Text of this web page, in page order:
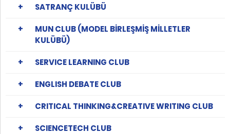
SATRANÇ KULÜBÜ
MUN CLUB (MODEL BİRLEŞMİŞ MİLLETLER
KULÜBÜ)
SERVICE LEARNING CLUB
ENGLISH DEBATE CLUB
CRITICAL THINKING&CREATIVE WRITING CLUB
SCIENCETECH CLUB